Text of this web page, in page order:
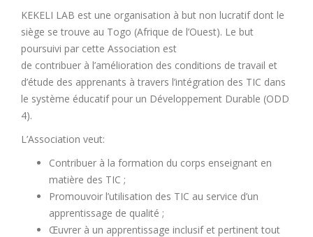
KEKELI LAB est une organisation à but non lucratif dont le
siège se trouve au Togo (Afrique de l’Ouest). Le but
poursuivi par cette Association est
de contribuer à l’amélioration des conditions de travail et
d’étude des apprenants à travers l’intégration des TIC dans
le système éducatif pour un Développement Durable (ODD
4).
L’Association veut:
Contribuer à la formation du corps enseignant en
matière des TIC ;
Promouvoir l’utilisation des TIC au service d’un
apprentissage de qualité ;
Œuvrer à un apprentissage inclusif et pertinent tout